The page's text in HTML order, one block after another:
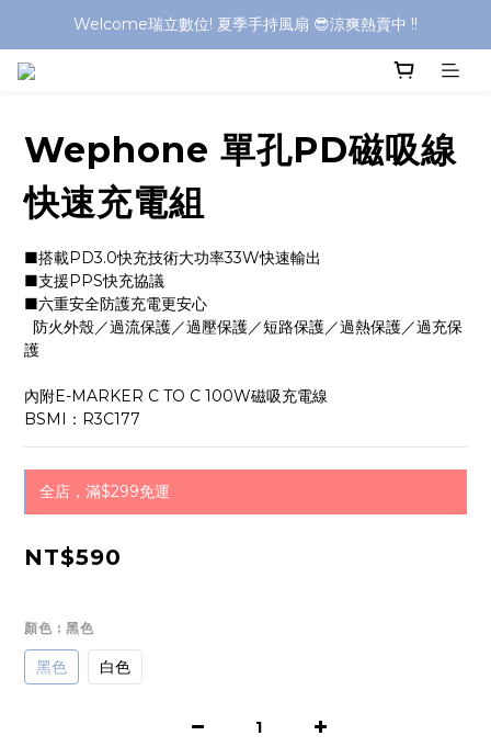
Welcome瑞立數位! 夏季手持風扇 😎涼爽熱賣中 !!
Welcome瑞立數位! 夏季手持風扇 😎涼爽熱賣中 !!
Welcome瑞立數位! 夏季手持風扇 😎涼爽熱賣中 !!
Wephone 單孔PD磁吸線
快速充電組
■搭載PD3.0快充技術大功率33W快速輸出
■支援PPS快充協議
■六重安全防護充電更安心
護
內附E-MARKER C TO C 100W磁吸充電線
BSMI：R3C177
全店，滿$299免運
NT$590
顏色 : 黑色
黑色 白色